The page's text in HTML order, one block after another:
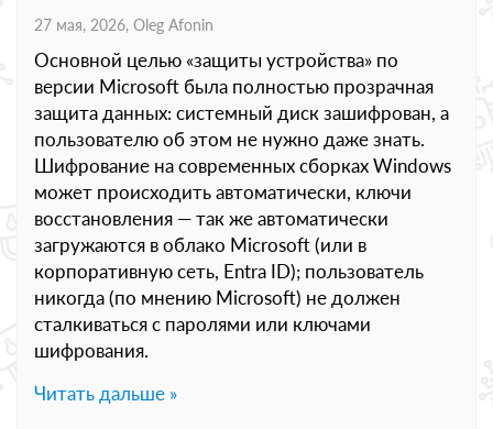
27 мая, 2026, Oleg Afonin
Основной целью «защиты устройства» по
версии Microsoft была полностью прозрачная
защита данных: системный диск зашифрован, а
пользователю об этом не нужно даже знать.
Шифрование на современных сборках Windows
может происходить автоматически, ключи
восстановления — так же автоматически
загружаются в облако Microsoft (или в
корпоративную сеть, Entra ID); пользователь
никогда (по мнению Microsoft) не должен
сталкиваться с паролями или ключами
шифрования.
Читать дальше »